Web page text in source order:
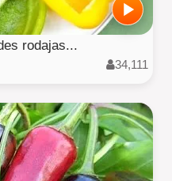
rodajas...
34,111